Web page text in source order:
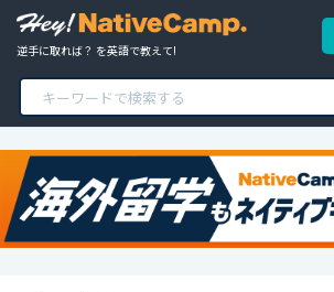
逆手に取れば？ を英語で教えて!